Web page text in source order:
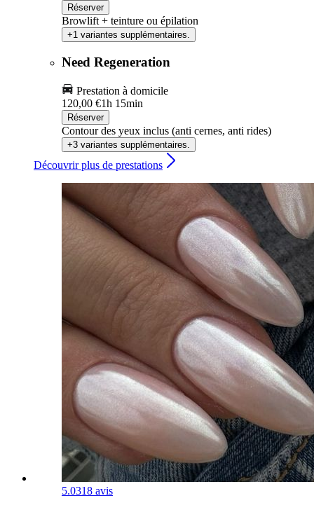
Réserver
Browlift + teinture ou épilation
+1 variantes supplémentaires.
Need Regeneration
Prestation à domicile
120,00 €1h 15min
Réserver
Contour des yeux inclus (anti cernes, anti rides)
+3 variantes supplémentaires.
Découvrir plus de prestations
5.0318 avis